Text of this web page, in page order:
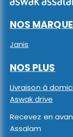
NOS
Janis
NOS PLUS
Livraison à
Aswak drive
Recevez en
Assalam